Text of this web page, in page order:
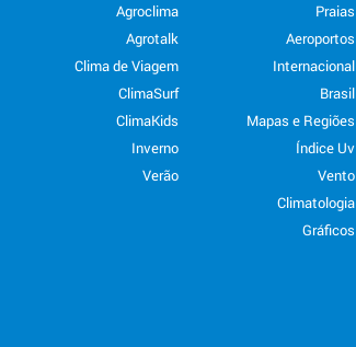
Praias
Aeroportos
Internacional
Brasil
Mapas e Regiões
Índice Uv
Vento
Climatologia
Gráficos
Agroclima
Agrotalk
Clima de Viagem
ClimaSurf
ClimaKids
Inverno
Verão